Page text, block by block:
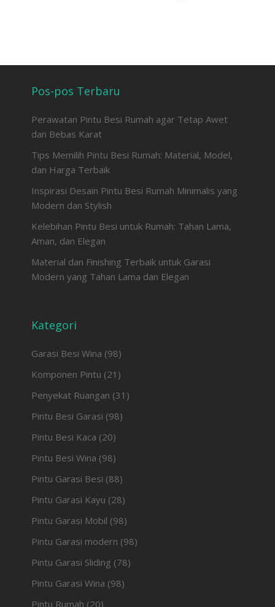
Pos-pos Terbaru
Perawatan Pintu Besi Rumah agar Tetap Awet
dan Bebas Karat
Tips Memilih Pintu Besi Rumah: Material, Model,
dan Harga Terbaik
Inspirasi Desain Pintu Besi Rumah Minimalis yang
Modern dan Stylish
Kelebihan Pintu Besi untuk Rumah: Tahan Lama,
Aman, dan Elegan
Material dan Finishing Terbaik untuk Garasi
Modern yang Tahan Lama dan Elegan
Kategori
Garasi Besi Wina (98)
Komponen Pintu (21)
Penyekat Ruangan (31)
Pintu Besi Garasi (98)
Pintu Besi Kaca (20)
Pintu Besi Wina (98)
Pintu Garasi Besi (88)
Pintu Garasi Kayu (28)
Pintu Garasi Mobil (98)
Pintu Garasi modern (98)
Pintu Garasi Sliding (78)
Pintu Garasi Wina (98)
Pintu Rumah (20)